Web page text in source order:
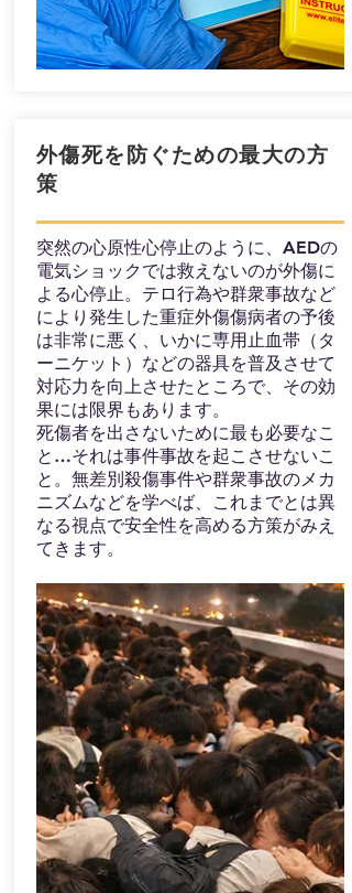
​外傷死を防ぐための最大の方
策
​突然の心原性心停止のように、AEDの
電気ショックでは救えないのが外傷に
よる心停止。テロ行為や群衆事故など
により発生した重症外傷傷病者の予後
は非常に悪く、いかに専用止血帯（タ
ーニケット）などの器具を普及させて
対応力を向上させたところで、その効
果には限界もあります。
​死傷者を出さないために最も必要なこ
と…それは事件事故を起こさせないこ
と。無差別殺傷事件や群衆事故のメカ
ニズムなどを学べば、これまでとは異
なる視点で安全性を高める方策がみえ
てきます。